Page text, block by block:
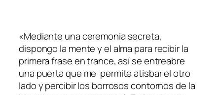
«Mediante una ceremonia secreta,
dispongo la mente y el alma para recibir la
primera frase en trance, así se entreabre
una puerta que me permite atisbar el otro
lado y percibir los borrosos contornos de la